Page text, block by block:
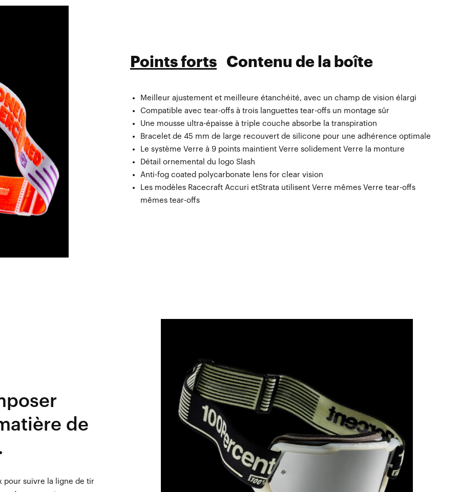
Points forts Contenu de la boîte
Meilleur ajustement et meilleure étanchéité, avec un champ de vision élargi
Compatible avec tear-offs à trois languettes tear-offs un montage sûr
Une mousse ultra-épaisse à triple couche absorbe la transpiration
Bracelet de 45 mm de large recouvert de silicone pour une adhérence optimale
Le système Verre à 9 points maintient Verre solidement Verre la monture
Détail ornemental du logo Slash
Anti-fog coated polycarbonate lens for clear vision
Les modèles Racecraft Accuri etStrata utilisent Verre mêmes Verre tear-offs
mêmes tear-offs
Sac en microfibre imprimé par sublimation.
de
suivre la ligne de tir